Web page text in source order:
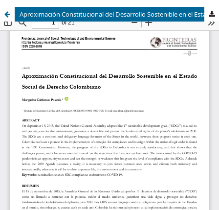
Aproximación Constitucional del Desarrollo Sostenible en el Estado Social de Derecho Colombiano